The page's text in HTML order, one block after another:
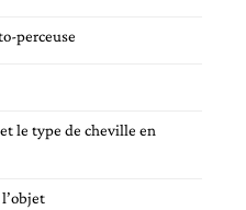
perceuse
le type de cheville en